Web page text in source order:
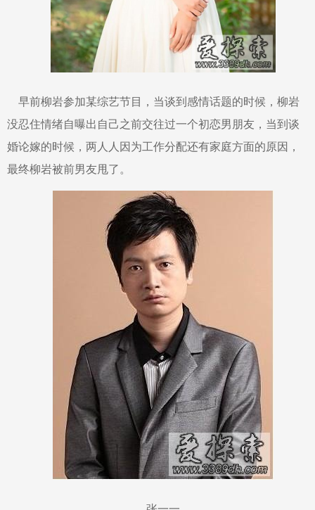
早前柳岩参加某综艺节目，当谈到感情话题的时候，柳岩
没忍住情绪自曝出自己之前交往过一个初恋男朋友，当到谈
婚论嫁的时候，两人人因为工作分配还有家庭方面的原因，
最终柳岩被前男友甩了。